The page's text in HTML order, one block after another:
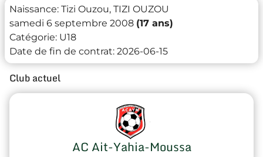
Naissance: Tizi Ouzou, TIZI OUZOU
samedi 6 septembre 2008 (17 ans)
Catégorie: U18
Date de fin de contrat: 2026-06-15
Club actuel
AC Ait-Yahia-Moussa